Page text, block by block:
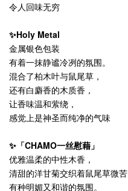
令人回味无穷
✨Holy Metal
金属银色包装
有着一抹静谧冷冽的氛围。
混合了柏木叶与鼠尾草，
还有白麝香的木质香，
让香味温和萦绕，
感觉上是神圣而纯净的气味
✨「CHAMO一丝慰藉」
优雅温柔的中性木香，
清甜的洋甘菊交织着鼠尾草微苦
有种明媚又和谐的氛围。